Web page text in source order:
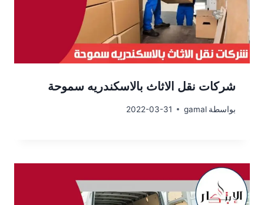
شركات نقل الاثاث بالاسكندريه سموحة
بواسطة gamal
2022-03-31